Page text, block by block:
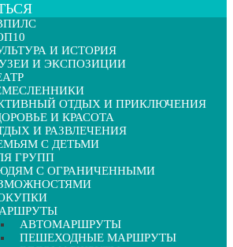
И ИСТОРИЯ
И ЭКСПОЗИЦИИ
ОТДЫХ И ПРИКЛЮЧЕНИЯ
И КРАСОТА
И РАЗВЛЕЧЕНИЯ
С ДЕТЬМИ
ГРУПП
С ОГРАНИЧЕННЫМИ
АВТОМАРШРУТЫ
ПЕШЕХОДНЫЕ МАРШРУТЫ